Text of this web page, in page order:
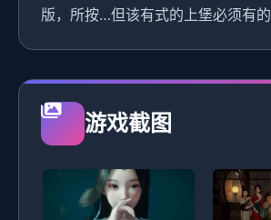
版，所按…但该有式的上堡必须有的
游戏截图